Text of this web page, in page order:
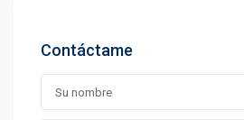
Contáctame